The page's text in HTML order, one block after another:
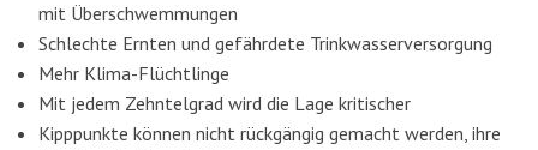
mit Überschwemmungen
Schlechte Ernten und gefährdete Trinkwasserversorgung
Mehr Klima-Flüchtlinge
Mit jedem Zehntelgrad wird die Lage kritischer
Kipppunkte können nicht rückgängig gemacht werden, ihre